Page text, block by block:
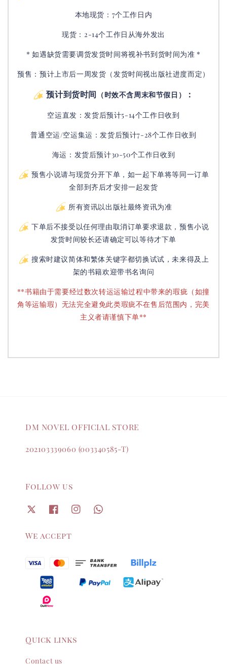
本地现货：7个工作日内
现货：2-14个工作日从海外发出
* 如遇缺货需要调货发货时间将视补书到货时间为准 *
预售：预计上市后一周发货（发货时间视出版社进度而定）
预计到货时间 （时效不含周末和节假日） ：
空运直发：发货后预计5-14个工作日收到
普通空运/空运集运：发货后预计7-28个工作日收到
海运：发货后预计30-50个工作日收到
预售小说请与现货分开下单，如一起下单将等同一订单
全部到齐后才安排一起发货
所有资讯以出版社最终资讯为准
下单后不接受以任何理由取消订单要求退款，预售小说
发货时间较长还请确定可以等待才下单
搜索时建议简体和繁体关键字都切换试试，未来得及上
架的书籍欢迎带书名询问
**书籍由于需要经过数次转运运输过程中带来的瑕疵（如撞
角等运输瑕）无法完全避免此类瑕疵不在售后范围内，完美
主义者请谨慎下单**
DM NOVEL OFFICIAL STORE
202103339060 (003340585-T)
Follow us
We accept
Quick links
Contact us